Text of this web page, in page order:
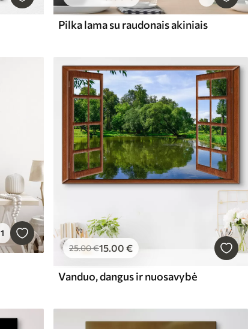
Pilka lama su raudonais akiniais
1
25.00€15.00 €
Vanduo, dangus ir nuosavybė